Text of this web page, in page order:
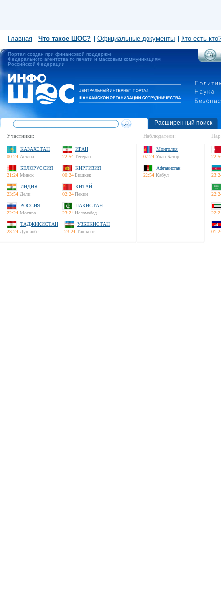
Главная Что такое ШОС? Официальные документы Кто есть кто?
Портал создан при финансовой поддержке
Федерального агентства по печати и массовым коммуникациям
Российской Федерации
Расширенный поиск
Участники:
КАЗАХСТАН
00:24 Астана
ИРАН
22:54 Тегеран
БЕЛОРУССИЯ
21:24 Минск
КИРГИЗИЯ
00:24 Бишкек
ИНДИЯ
23:54 Дели
КИТАЙ
02:24 Пекин
РОССИЯ
22:24 Москва
ПАКИСТАН
23:24 Исламабад
ТАДЖИКИСТАН
23:24 Душанбе
УЗБЕКИСТАН
23:24 Ташкент
Наблюдатели:
Монголия
02:24 Улан-Батор
Афганистан
22:54 Кабул